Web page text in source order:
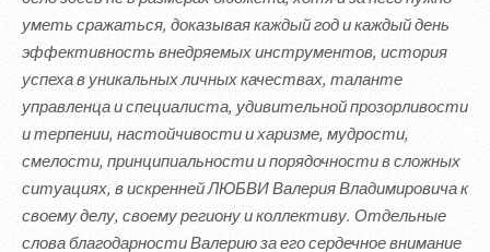
уметь сражаться, доказывая каждый год и каждый день
эффективность внедряемых инструментов, история
успеха в уникальных личных качествах, таланте
управленца и специалиста, удивительной прозорливости
и терпении, настойчивости и харизме, мудрости,
смелости, принципиальности и порядочности в сложных
ситуациях, в искренней ЛЮБВИ Валерия Владимировича к
своему делу, своему региону и коллективу. Отдельные
слова благодарности Валерию за его сердечное внимание